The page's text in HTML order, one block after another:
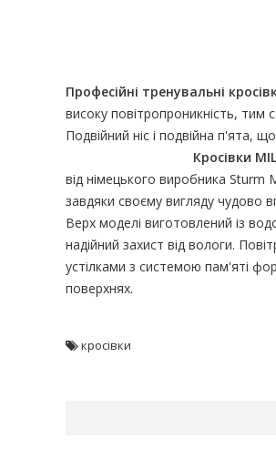
Професійні тренувальні
високу повітропроникність,
Подвійний ніс і подвійна п'ята,
Кросівки MIL
від німецького виробника Sturm
завдяки своєму вигляду чудово
Верх моделі виготовлений із
надійний захист від вологи.
устілками з системою пам'яті
поверхнях.
кросівки